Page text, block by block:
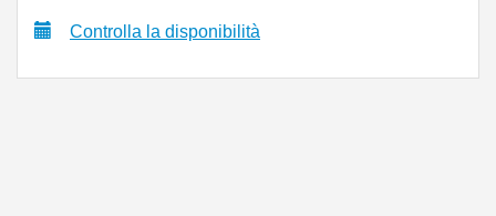
Controlla la disponibilità